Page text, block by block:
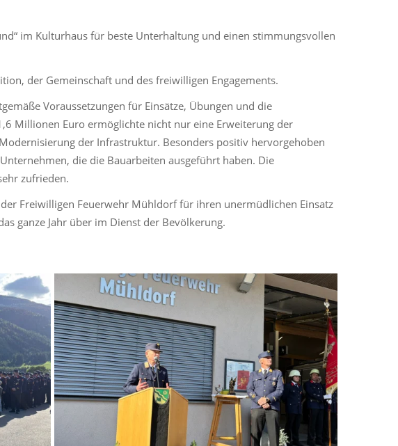
im Kulturhaus für beste Unterhaltung und einen stimmungsvollen
der Gemeinschaft und des freiwilligen Engagements.
Voraussetzungen für Einsätze, Übungen und die
Millionen Euro ermöglichte nicht nur eine Erweiterung der
der Infrastruktur. Besonders positiv hervorgehoben
die die Bauarbeiten ausgeführt haben. Die
zufrieden.
Freiwilligen Feuerwehr Mühldorf für ihren unermüdlichen Einsatz
ganze Jahr über im Dienst der Bevölkerung.